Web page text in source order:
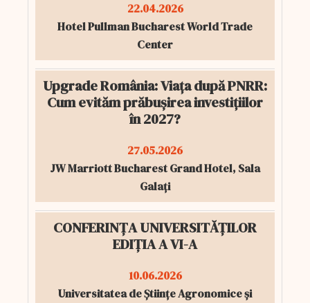
22.04.2026
Hotel Pullman Bucharest World Trade
Center
Upgrade România: Viața după PNRR:
Cum evităm prăbușirea investițiilor
în 2027?
27.05.2026
JW Marriott Bucharest Grand Hotel, Sala
Galați
CONFERINȚA UNIVERSITĂȚILOR
EDIȚIA A VI-A
10.06.2026
Universitatea de Științe Agronomice și